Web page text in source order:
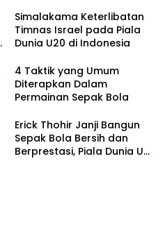
Simalakama Keterlibatan
Timnas Israel pada Piala
Dunia U20 di Indonesia
4 Taktik yang Umum
Diterapkan Dalam
Permainan Sepak Bola
Erick Thohir Janji Bangun
Sepak Bola Bersih dan
Berprestasi, Piala Dunia U-